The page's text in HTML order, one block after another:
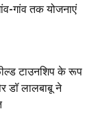
गांव तक योजनाएं
टाउनशिप के रूप
डॉ लालबाबू ने